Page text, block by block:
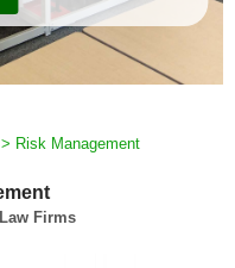
> Risk Management
Firms